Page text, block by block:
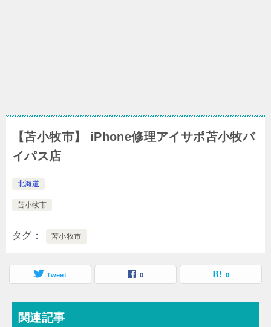
【苫小牧市】 iPhone修理アイサポ苫小牧バ
イパス店
北海道
苫小牧市
タグ 苫小牧市
Tweet 0 0
関連記事